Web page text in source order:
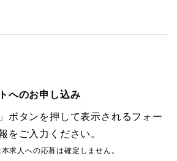
へのお申し込み
ボタンを押して表示されるフォー
をご入力ください。
求人への応募は確定しません。